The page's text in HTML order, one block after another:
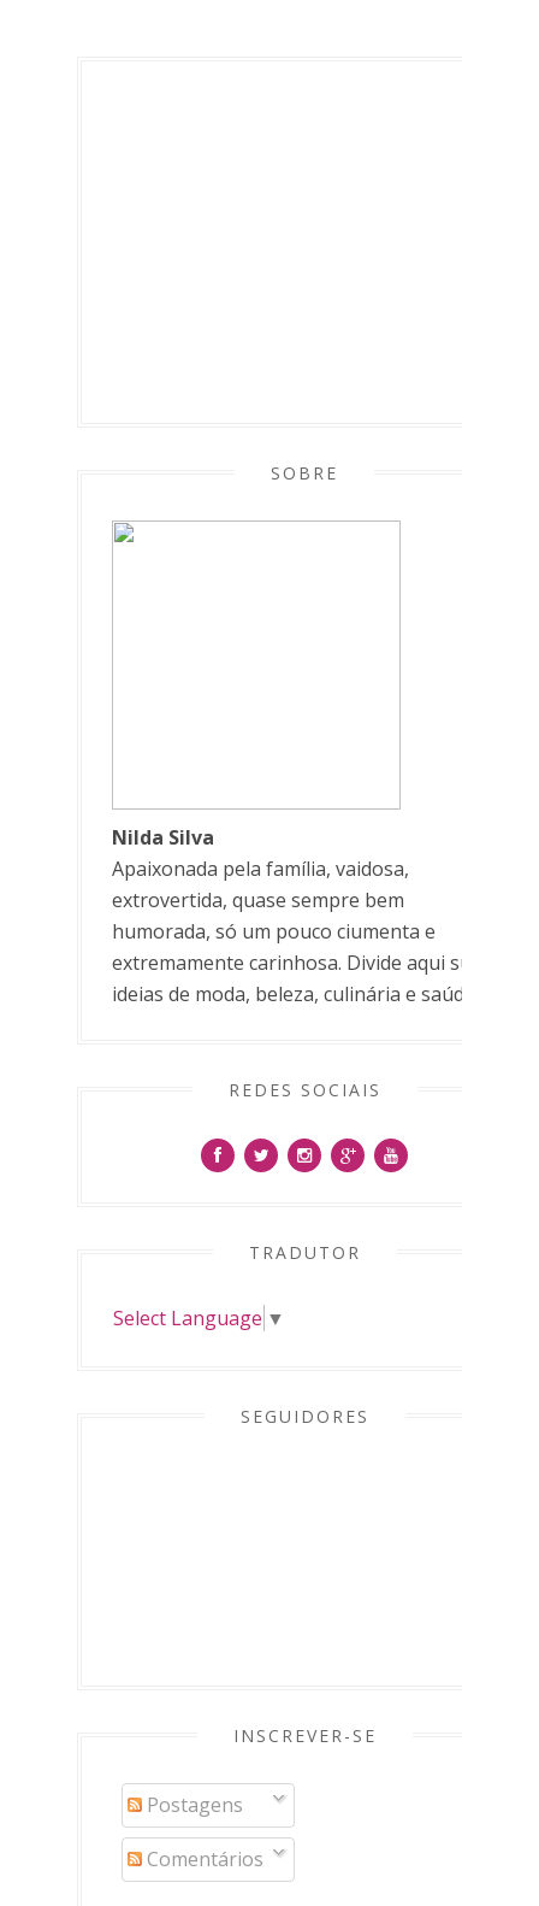
SOBRE
Nilda Silva
Apaixonada pela família, vaidosa,
extrovertida, quase sempre bem
humorada, só um pouco ciumenta e
extremamente carinhosa. Divide aqui suas
ideias de moda, beleza, culinária e saúde.
REDES SOCIAIS
TRADUTOR
Select Language ▼
SEGUIDORES
INSCREVER-SE
Postagens
Comentários